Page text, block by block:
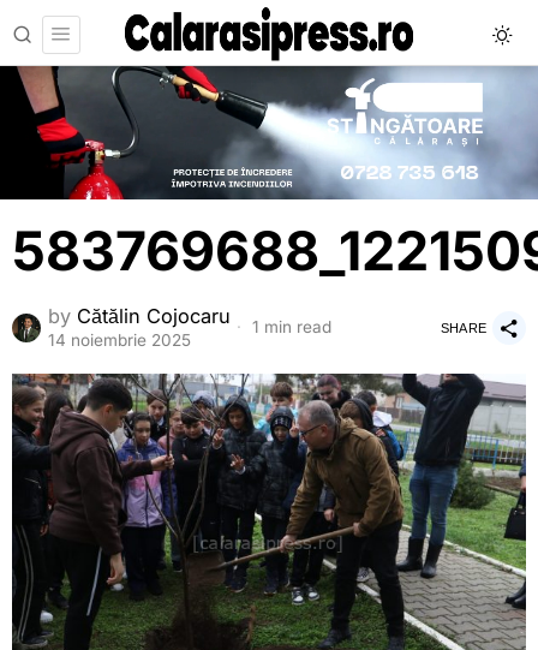
by Cătălin Cojocaru
14 noiembrie 2025
1 min read SHARE